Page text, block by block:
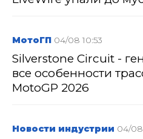
МотоГП 04/08 10:53
Silverstone Circuit -
все особенности
MotoGP 2026
Новости индустрии 04/